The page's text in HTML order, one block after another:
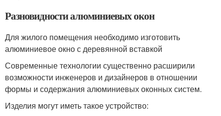
Разновидности алюминиевых окон
Для жилого помещения необходимо изготовить
алюминиевое окно с деревянной вставкой
Современные технологии существенно расширили
возможности инженеров и дизайнеров в отношении
формы и содержания алюминиевых оконных систем.
Изделия могут иметь такое устройство: